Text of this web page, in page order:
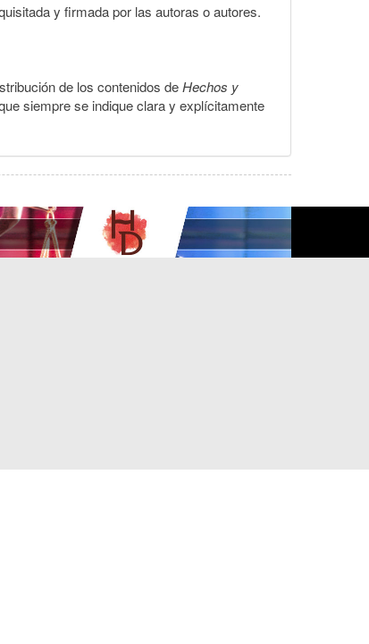
y firmada por las autoras o autores.
de los contenidos deHechos y
siempre se indique clara y explícitamente